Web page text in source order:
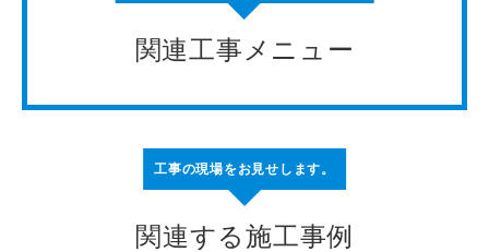
関連工事メニュー
工事の現場をお見せします。
関連する施工事例